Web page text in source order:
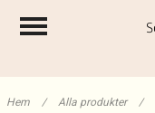
Hem / Alla produkter /